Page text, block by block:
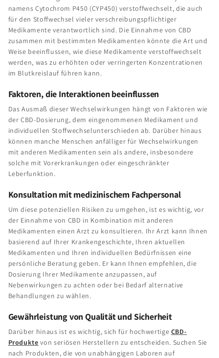
namens Cytochrom P450 (CYP450) verstoffwechselt, die auch
für den Stoffwechsel vieler verschreibungspflichtiger
Medikamente verantwortlich sind. Die Einnahme von CBD
zusammen mit bestimmten Medikamenten könnte die Art und
Weise beeinflussen, wie diese Medikamente verstoffwechselt
werden, was zu erhöhten oder verringerten Konzentrationen
im Blutkreislauf führen kann.
Faktoren, die Interaktionen beeinflussen
Das Ausmaß dieser Wechselwirkungen hängt von Faktoren wie
der CBD-Dosierung, dem eingenommenen Medikament und
individuellen Stoffwechselunterschieden ab. Darüber hinaus
können manche Menschen anfälliger für Wechselwirkungen
mit anderen Medikamenten sein als andere, insbesondere
solche mit Vorerkrankungen oder eingeschränkter
Leberfunktion.
Konsultation mit medizinischem Fachpersonal
Um diese potenziellen Risiken zu umgehen, ist es wichtig, vor
der Einnahme von CBD in Kombination mit anderen
Medikamenten einen Arzt zu konsultieren. Ihr Arzt kann Ihnen
basierend auf Ihrer Krankengeschichte, Ihren aktuellen
Medikamenten und Ihren individuellen Bedürfnissen eine
persönliche Beratung geben. Er kann Ihnen empfehlen, die
Dosierung Ihrer Medikamente anzupassen, auf
Nebenwirkungen zu achten oder bei Bedarf alternative
Behandlungen zu wählen.
Gewährleistung von Qualität und Sicherheit
Darüber hinaus ist es wichtig, sich für hochwertige CBD-
Produkte von seriösen Herstellern zu entscheiden. Suchen Sie
nach Produkten, die von unabhängigen Laboren auf